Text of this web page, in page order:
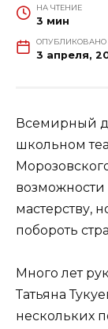
НА ЧТЕНИЕ
3 мин
ОПУБЛИКОВАНО
3 апреля,
Всемирный
школьном
возможности
мастерству,
побороть
Много лет
Татьяна
нескольких